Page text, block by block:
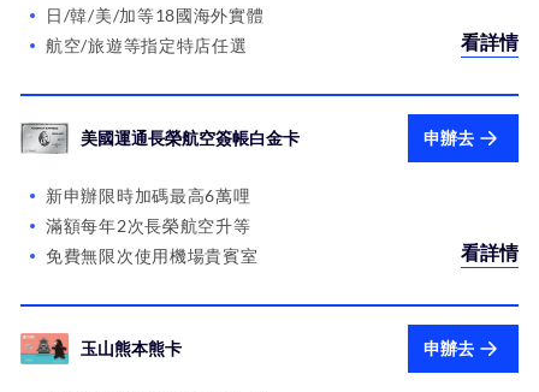
日/韓/美/加等18國海外實體
航空/旅遊等指定特店任選
看詳情
美國運通長榮航空簽帳白金卡 申辦去
新申辦限時加碼最高6萬哩
滿額每年2次長榮航空升等
免費無限次使用機場貴賓室
看詳情
玉山熊本熊卡 申辦去